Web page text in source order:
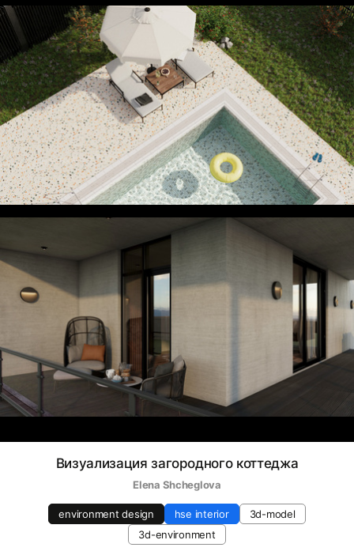
Визуализация загородного коттеджа
Elena Shcheglova
environment design hse interior
3d-model
3d-environment